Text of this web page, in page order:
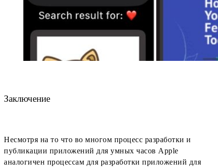
Заключение
Несмотря на то что во многом процесс разработки и
публикации приложений для умных часов Apple
аналогичен процессам для разработки приложений для